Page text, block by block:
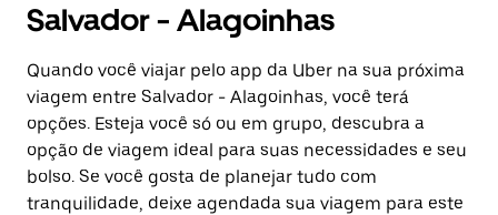
Salvador - Alagoinhas
Quando você viajar pelo app da Uber na sua próxima
viagem entre Salvador - Alagoinhas, você terá
opções. Esteja você só ou em grupo, descubra a
opção de viagem ideal para suas necessidades e seu
bolso. Se você gosta de planejar tudo com
tranquilidade, deixe agendada sua viagem para este